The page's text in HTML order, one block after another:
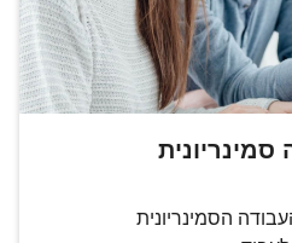
סמינריונית
הסמינריונית